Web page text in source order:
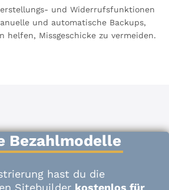
und Widerrufsfunktionen
und automatische Backups,
helfen, Missgeschicke zu vermeiden.
Bezahlmodelle
hast du die
Sitebuilder kostenlos für